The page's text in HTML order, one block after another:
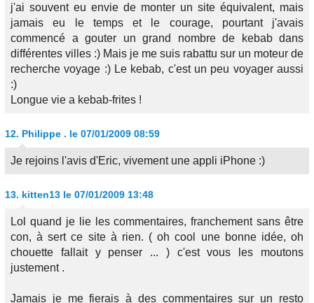
j'ai souvent eu envie de monter un site équivalent, mais
jamais eu le temps et le courage, pourtant j'avais
commencé a gouter un grand nombre de kebab dans
différentes villes :) Mais je me suis rabattu sur un moteur de
recherche voyage :) Le kebab, c'est un peu voyager aussi
:)
Longue vie a kebab-frites !
12. Philippe . le 07/01/2009 08:59
Je rejoins l'avis d'Eric, vivement une appli iPhone :)
13. kitten13 le 07/01/2009 13:48
Lol quand je lie les commentaires, franchement sans être
con, à sert ce site à rien. ( oh cool une bonne idée, oh
chouette fallait y penser ... ) c'est vous les moutons
justement .
Jamais je me fierais à des commentaires sur un resto